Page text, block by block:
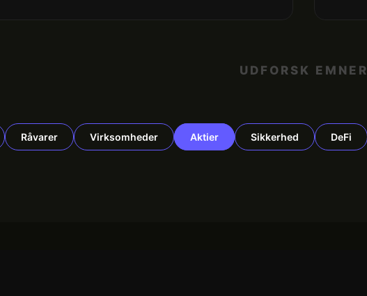
UDFORSK EMNER
Råvarer Virksomheder Aktier Sikkerhed DeFi